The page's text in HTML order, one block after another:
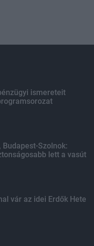
ismereteit
Budapest-Szolnok:
lett a vasút
vár az idei Erdők Hete